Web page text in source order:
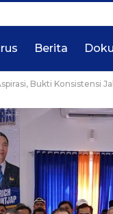
Berita
Bukti Konsistensi